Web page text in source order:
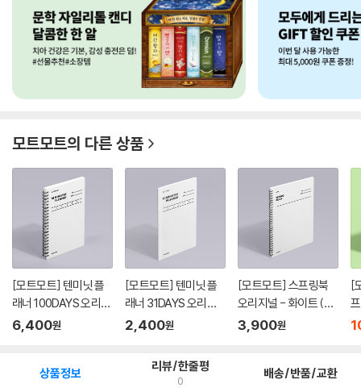
모트모트의 다른 상품
[모트모트] 텐미닛 플
래너 100DAYS 오리지
널 - ...
6,400원
[모트모트] 텐미닛 플
래너 31DAYS 오리지
널 - 화...
2,400원
[모트모트] 스프링북
오리지널 - 화이트 (룰
드)
3,900원
[
코
상품정보 리뷰/한줄평
0 배송/반품/교환